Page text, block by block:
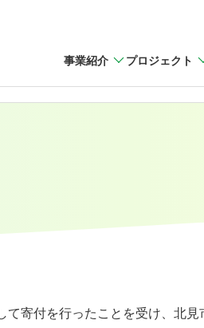
事業紹介 プロジェクト
寄付を行ったことを受け、北見